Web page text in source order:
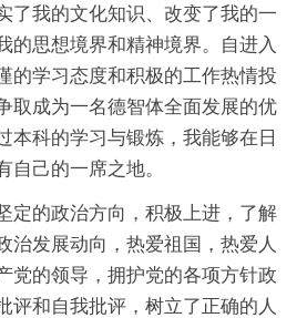
了我的文化知识、改变了我的一
的思想境界和精神境界。自进入
的学习态度和积极的工作热情投
取成为一名德智体全面发展的优
本科的学习与锻炼，我能够在日
自己的一席之地。
定的政治方向，积极上进，了解
治发展动向，热爱祖国，热爱人
党的领导，拥护党的各项方针政
评和自我批评，树立了正确的人